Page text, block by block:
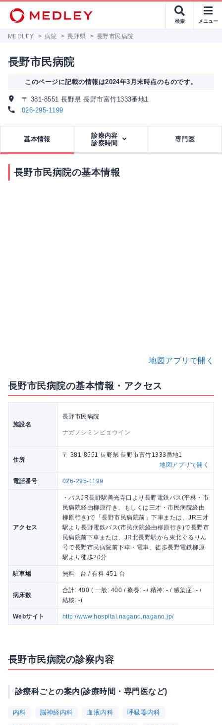
検索 メニュー
MEDLEY > 病院 > 長野県 > 長野市民病院
長野市民病院
このページに記載の情報は2024年3月末時点のものです。
〒 381-8551 長野県 長野市富竹1333番地1
026-295-1199
基本情報
診療内容
診察時間
専門医
長野市民病院の基本情報
地図アプリで開く
長野市民病院の基本情報・アクセス
施設名
長野市民病院
ナガノシミンビョウイン
住所
〒 381-8551 長野県 長野市富竹1333番地1
地図アプリで開く
電話番号 026-295-1199
アクセス
・バスJR長野駅善光寺口より長野電鉄バス(平林・市
民病院経由柳原行き、もしくは三才・市民病院経由
柳原行き)で「長野市民病院前」下車または、JR三才
駅より長野電鉄バス(市民病院経由柳原行き)で長野市
民病院前下車または、JR北長野駅から東北ぐるりん
号で長野市民病院前下車・電車、徒歩長野電鉄柳原
駅より徒歩20分
駐車場 無料 - 台 / 有料 451 台
病床数
合計: 400 ( 一般: 400 / 療養: - / 精神: - / 感染症: - /
結核: -)
Webサイト http://www.hospital.nagano.nagano.jp/
長野市民病院の診察内容
診療科ごとの案内(診療時間・専門医など)
内科 脳神経内科 血液内科 呼吸器内科